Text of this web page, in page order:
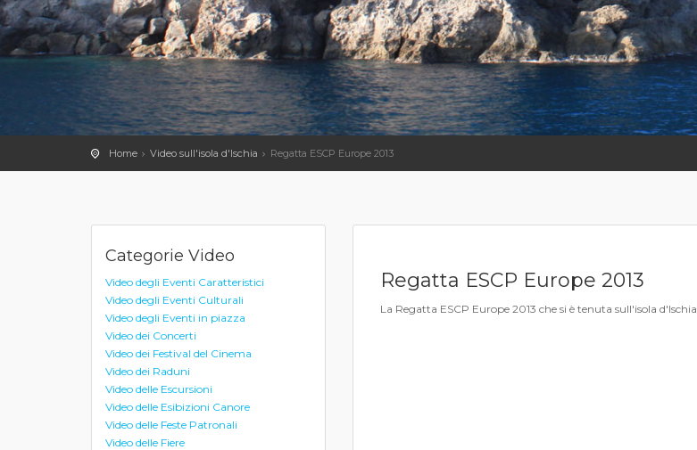
Home Video sull'isola d'Ischia Regatta ESCP Europe 2013
Categorie Video
Video degli Eventi Caratteristici
Video degli Eventi Culturali
Video degli Eventi in piazza
Video dei Concerti
Video dei Festival del Cinema
Video dei Raduni
Video delle Escursioni
Video delle Esibizioni Canore
Video delle Feste Patronali
Video delle Fiere
Regatta ESCP Europe 2013
La Regatta ESCP Europe 2013 che si è tenuta sull'isola d'Ischia